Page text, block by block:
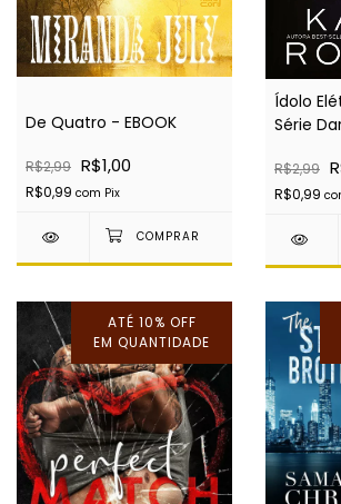
De Quatro - EBOOK
R$2,99 R$1,00
R$0,99 com Pix
Ídolo
Série
R$2,99
R$0,99
ATÉ 10% OFF
EM QUANTIDADE